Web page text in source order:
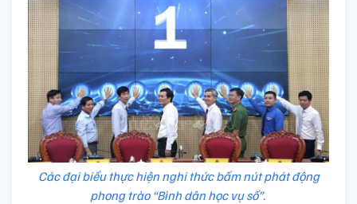
Các đại biểu thực hiện nghi thức bấm nút phát động
phong trào “Bình dân học vụ số”.